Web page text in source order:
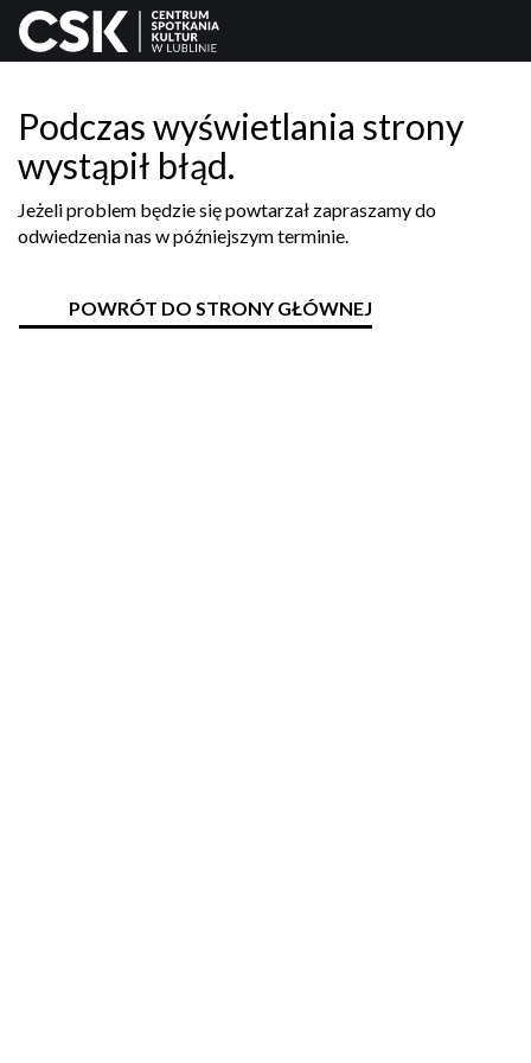
Podczas wyświetlania strony
wystąpił błąd.
Jeżeli problem będzie się powtarzał zapraszamy do
odwiedzenia nas w późniejszym terminie.
POWRÓT DO STRONY GŁÓWNEJ